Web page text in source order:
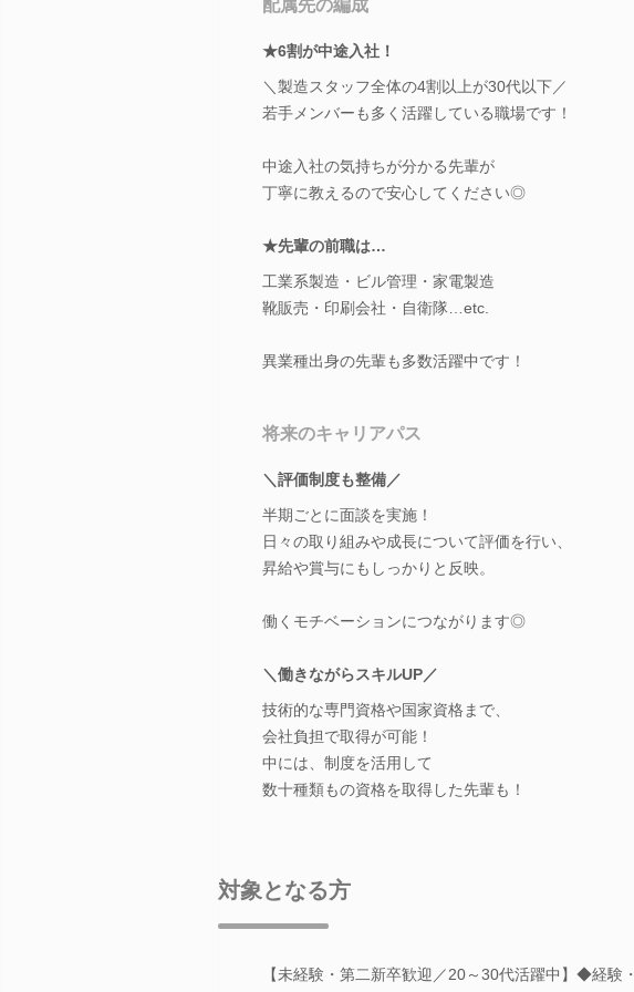
配属先の編成
★6割が中途入社！
＼製造スタッフ全体の4割以上が30代以下／
若手メンバーも多く活躍している職場です！
中途入社の気持ちが分かる先輩が
丁寧に教えるので安心してください◎
★先輩の前職は…
工業系製造・ビル管理・家電製造
靴販売・印刷会社・自衛隊…etc.
異業種出身の先輩も多数活躍中です！
将来のキャリアパス
＼評価制度も整備／
半期ごとに面談を実施！
日々の取り組みや成長について評価を行い、
昇給や賞与にもしっかりと反映。
働くモチベーションにつながります◎
＼働きながらスキルUP／
技術的な専門資格や国家資格まで、
会社負担で取得が可能！
中には、制度を活用して
数十種類もの資格を取得した先輩も！
対象となる方
【未経験・第二新卒歓迎／20～30代活躍中】◆経験